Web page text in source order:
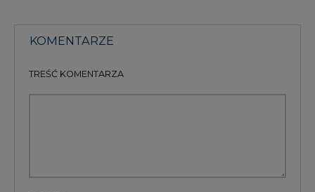
KOMENTARZE
TREŚĆ KOMENTARZA